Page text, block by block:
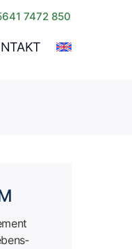
7472 850